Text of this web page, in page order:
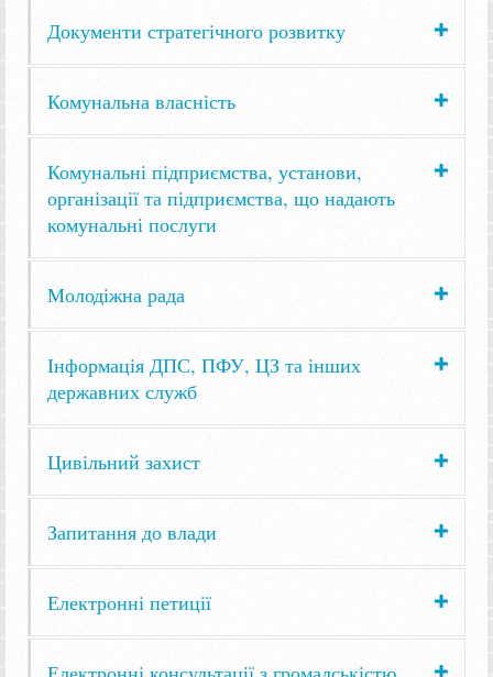
Документи стратегічного розвитку
Комунальна власність
Комунальні підприємства, установи,
організації та підприємства, що надають
комунальні послуги
Молодіжна рада
Інформація ДПС, ПФУ, ЦЗ та інших
державних служб
Цивільний захист
Запитання до влади
Електронні петиції